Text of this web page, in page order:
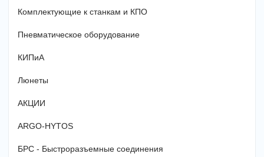
Комплектующие к станкам и КПО
Пневматическое оборудование
КИПиА
Люнеты
АКЦИИ
ARGO-HYTOS
БРС - Быстроразъемные соединения